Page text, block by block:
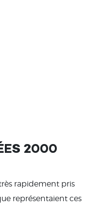
2000
rapidement pris
représentaient ces